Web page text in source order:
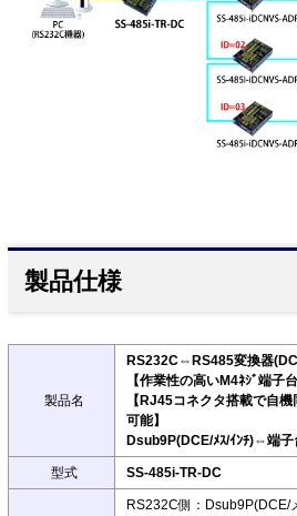
製品仕様
製品名
RS232C⇔RS485変換器
【作業性の高いM4ﾈｼﾞ端子台
【RJ45コネクタ搭載で自
可能】
Dsub9P(DCE/ﾒｽ/ｲﾝﾁ)⇔端
型式 SS-485i-TR-DC
RS232C側：Dsub9P(DCE/